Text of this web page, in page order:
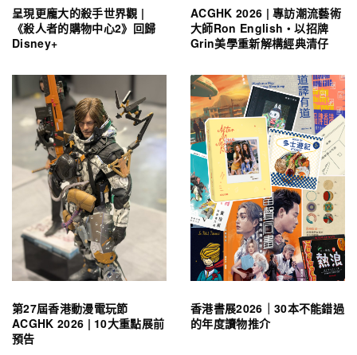
呈現更龐大的殺手世界觀 |
《殺人者的購物中心2》回歸
Disney+
ACGHK 2026 | 專訪潮流藝術
大師Ron English・以招牌
Grin美學重新解構經典清仔
第27屆香港動漫電玩節
ACGHK 2026 | 10大重點展前
預告
香港書展2026｜30本不能錯過
的年度讀物推介